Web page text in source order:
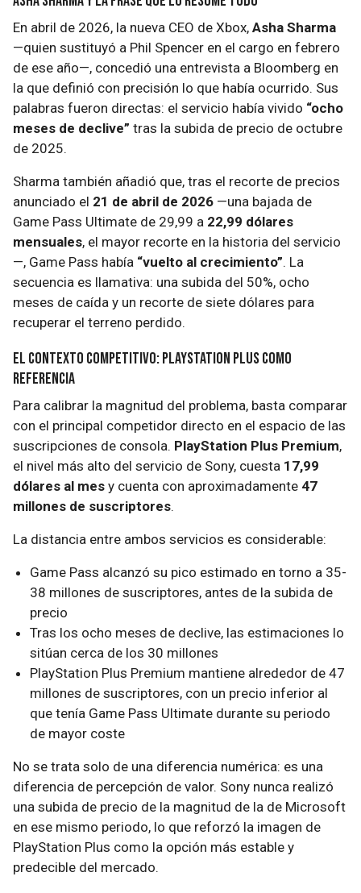
En abril de 2026, la nueva CEO de Xbox, Asha Sharma
—quien sustituyó a Phil Spencer en el cargo en febrero
de ese año—, concedió una entrevista a Bloomberg en
la que definió con precisión lo que había ocurrido. Sus
palabras fueron directas: el servicio había vivido “ocho
meses de declive” tras la subida de precio de octubre
de 2025.
Sharma también añadió que, tras el recorte de precios
anunciado el 21 de abril de 2026 —una bajada de
Game Pass Ultimate de 29,99 a 22,99 dólares
mensuales, el mayor recorte en la historia del servicio
—, Game Pass había “vuelto al crecimiento”. La
secuencia es llamativa: una subida del 50%, ocho
meses de caída y un recorte de siete dólares para
recuperar el terreno perdido.
El contexto competitivo: PlayStation Plus como
referencia
Para calibrar la magnitud del problema, basta comparar
con el principal competidor directo en el espacio de las
suscripciones de consola. PlayStation Plus Premium,
el nivel más alto del servicio de Sony, cuesta 17,99
dólares al mes y cuenta con aproximadamente 47
millones de suscriptores.
La distancia entre ambos servicios es considerable:
Game Pass alcanzó su pico estimado en torno a 35-
38 millones de suscriptores, antes de la subida de
precio
Tras los ocho meses de declive, las estimaciones lo
sitúan cerca de los 30 millones
PlayStation Plus Premium mantiene alrededor de 47
millones de suscriptores, con un precio inferior al
que tenía Game Pass Ultimate durante su periodo
de mayor coste
No se trata solo de una diferencia numérica: es una
diferencia de percepción de valor. Sony nunca realizó
una subida de precio de la magnitud de la de Microsoft
en ese mismo periodo, lo que reforzó la imagen de
PlayStation Plus como la opción más estable y
predecible del mercado.